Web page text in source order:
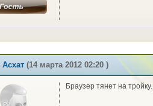
Асхат (14 марта 2012 02:20 )
Браузер тянет на тройку.